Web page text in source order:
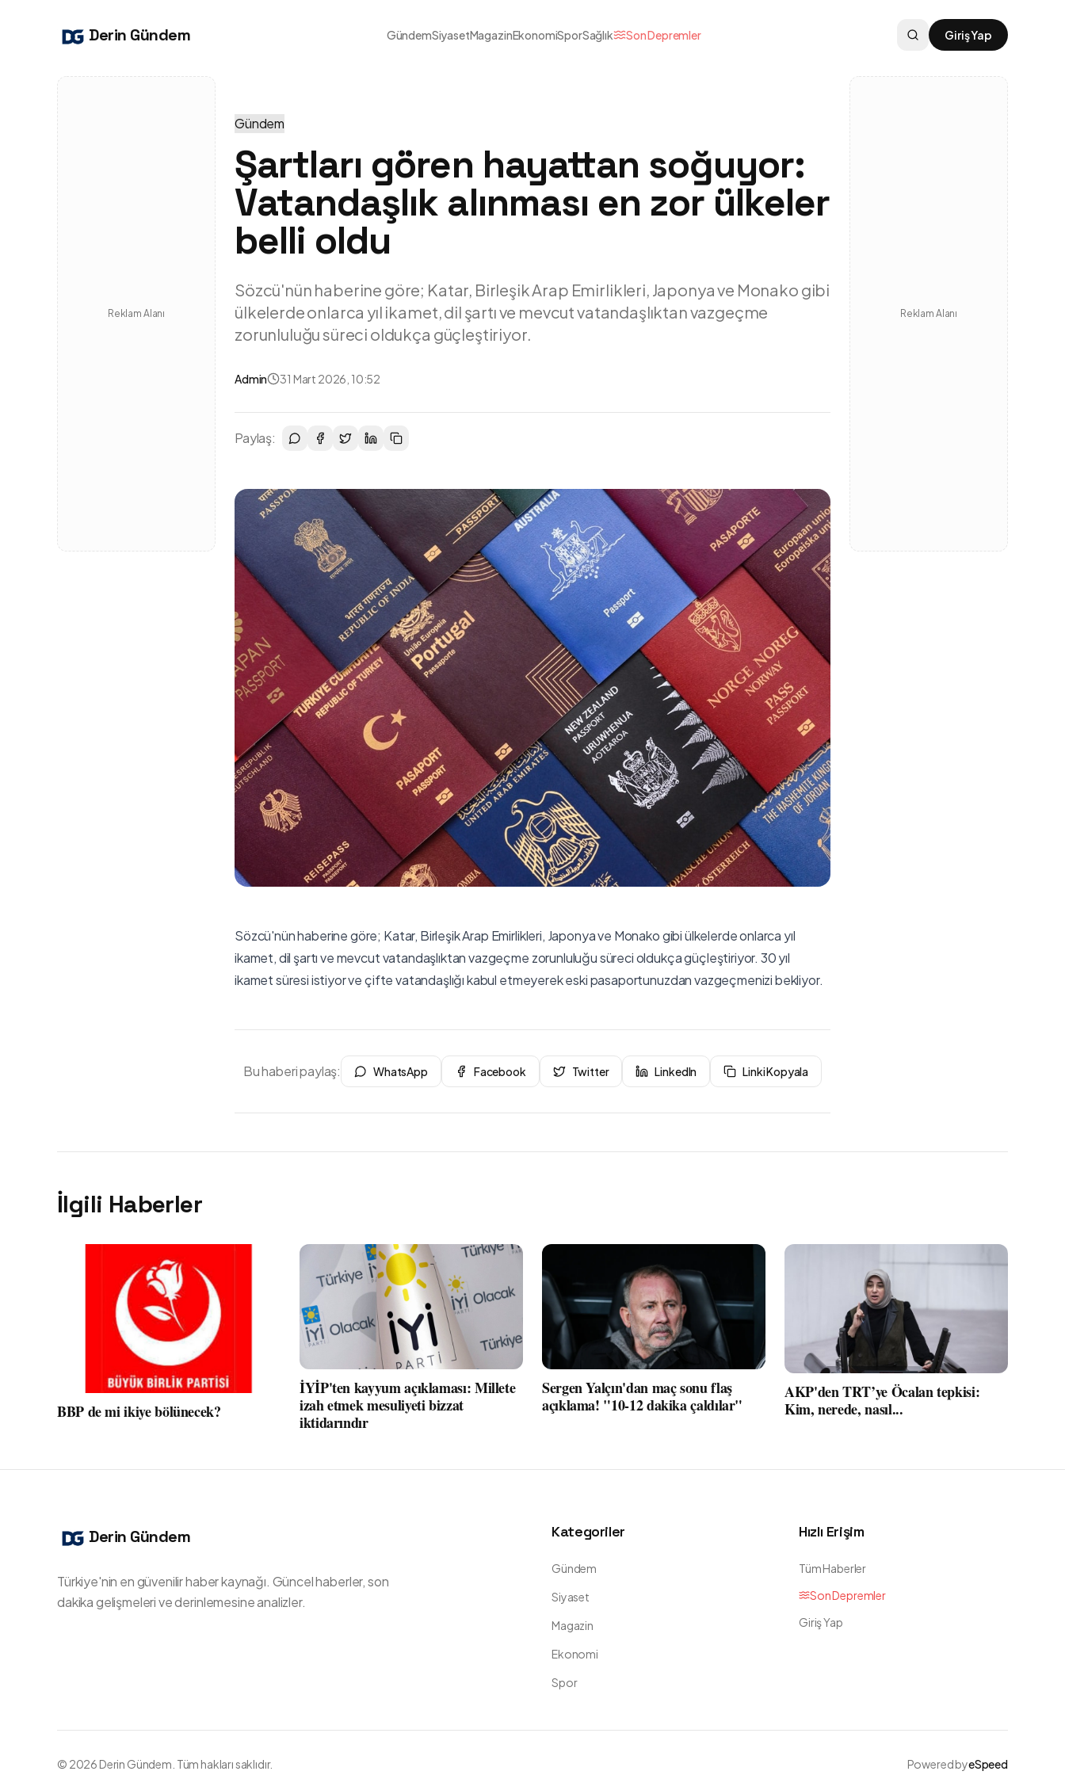
Derin Gündem GündemSiyasetMagazinEkonomiSporSağlık Son Depremler Giriş Yap
Reklam Alanı
Gündem
Şartları gören hayattan soğuyor:
Vatandaşlık alınması en zor ülkeler
belli oldu
Sözcü'nün haberine göre; Katar, Birleşik Arap Emirlikleri, Japonya ve Monako gibi
ülkelerde onlarca yıl ikamet, dil şartı ve mevcut vatandaşlıktan vazgeçme
zorunluluğu süreci oldukça güçleştiriyor.
Admin 31 Mart 2026, 10:52
Paylaş:
Sözcü'nün haberine göre; Katar, Birleşik Arap Emirlikleri, Japonya ve Monako gibi ülkelerde onlarca yıl
ikamet, dil şartı ve mevcut vatandaşlıktan vazgeçme zorunluluğu süreci oldukça güçleştiriyor. 30 yıl
ikamet süresi istiyor ve çifte vatandaşlığı kabul etmeyerek eski pasaportunuzdan vazgeçmenizi bekliyor.
Bu haberi paylaş: WhatsApp Facebook Twitter LinkedIn Linki Kopyala
Reklam Alanı
İlgili Haberler
BBP de mi ikiye bölünecek?
İYİP'ten kayyum açıklaması: Millete
izah etmek mesuliyeti bizzat
iktidarındır
Sergen Yalçın'dan maç sonu flaş
açıklama! "10-12 dakika çaldılar"
AKP'den TRT’ye Öcalan tepkisi:
Kim, nerede, nasıl...
Derin Gündem
Türkiye'nin en güvenilir haber kaynağı. Güncel haberler, son
dakika gelişmeleri ve derinlemesine analizler.
Kategoriler
Gündem
Siyaset
Magazin
Ekonomi
Spor
Hızlı Erişim
Tüm Haberler
Son Depremler
Giriş Yap
© 2026 Derin Gündem. Tüm hakları saklıdır. Powered byeSpeed